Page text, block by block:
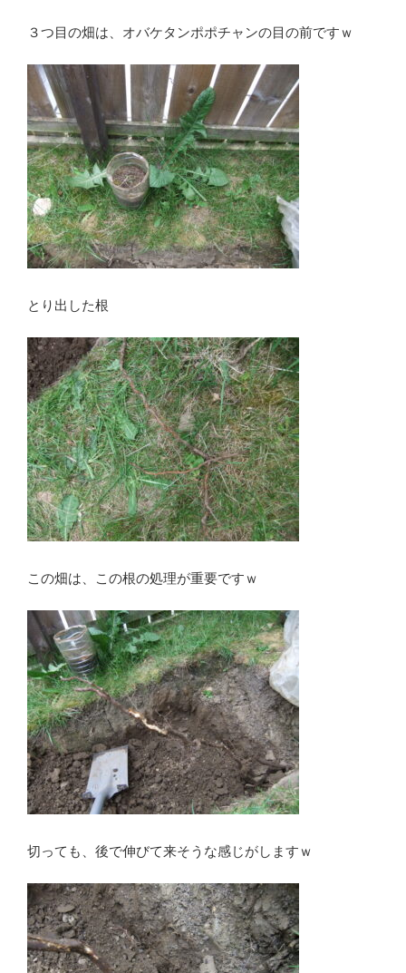
３つ目の畑は、オバケタンポポチャンの目の前ですｗ
とり出した根
この畑は、この根の処理が重要ですｗ
切っても、後で伸びて来そうな感じがしますｗ